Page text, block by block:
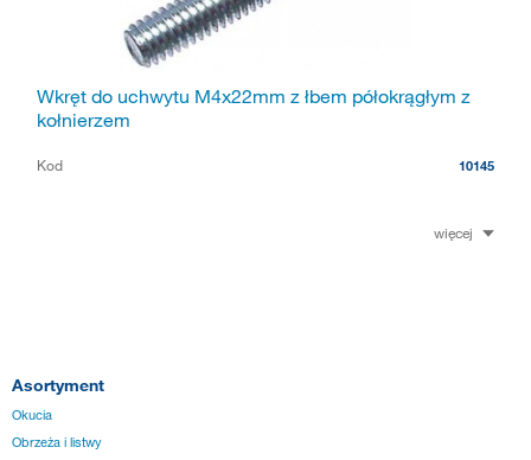
Wkręt do uchwytu M4x22mm z łbem półokrągłym z
kołnierzem
Kod 10145
więcej
Asortyment
Okucia
Obrzeża i listwy